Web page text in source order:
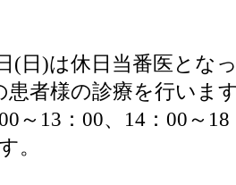
(日)は休日当番医とな
患者様の診療を行いま
～13：00、14：00～
。